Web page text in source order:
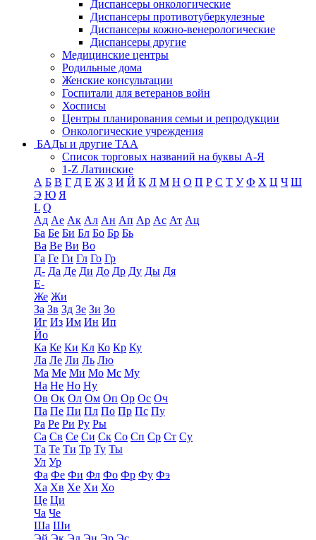
Диспансеры онкологические
Диспансеры противотуберкулезные
Диспансеры кожно-венерологические
Диспансеры другие
Медицинские центры
Родильные дома
Женские консультации
Госпитали для ветеранов войн
Хосписы
Центры планирования семьи и репродукции
Онкологические учреждения
БАДы и другие ТАА
Список торговых названий на буквы А-Я
1-Z Латинские
А Б В Г Д Е Ж З И Й К Л М Н О П Р С Т У Ф Х Ц Ч Ш
Э Ю Я
L Q
Ад Ае Ак Ал Ан Ап Ар Ас Ат Ац
Ба Бе Би Бл Бо Бр Бь
Ва Ве Ви Во
Га Ге Ги Гл Го Гр
Д- Да Де Ди До Др Ду Ды Дя
Е-
Же Жи
За Зв Зд Зе Зи Зо
Иг Из Им Ин Ип
Йо
Ка Ке Ки Кл Ко Кр Ку
Ла Ле Ли Ль Лю
Ма Ме Ми Мо Мс Му
На Не Но Ну
Ов Ок Ол Ом Оп Ор Ос Оч
Па Пе Пи Пл По Пр Пс Пу
Ра Ре Ри Ру Ры
Са Св Се Си Ск Со Сп Ср Ст Су
Та Те Ти Тр Ту Ты
Ул Ур
Фа Фе Фи Фл Фо Фр Фу Фэ
Ха Хв Хе Хи Хо
Це Ци
Ча Че
Ша Ши